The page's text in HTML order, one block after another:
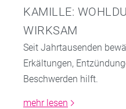
KAMILLE:
WIRKSAM
Seit Jahrtausenden
Erkältungen,
Beschwerden hilft.
mehr lesen